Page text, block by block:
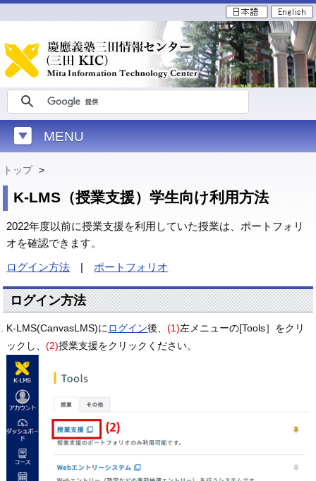
MENU
トップ >
K-LMS（授業支援）学生向け利用方法
2022年度以前に授業支援を利用していた授業は、ポートフォリ
オを確認できます。
ログイン方法 | ポートフォリオ
ログイン方法
K-LMS(CanvasLMS)に ログイン後、(1)左メニューの[Tools］をクリ
ックし、(2)授業支援をクリックください。